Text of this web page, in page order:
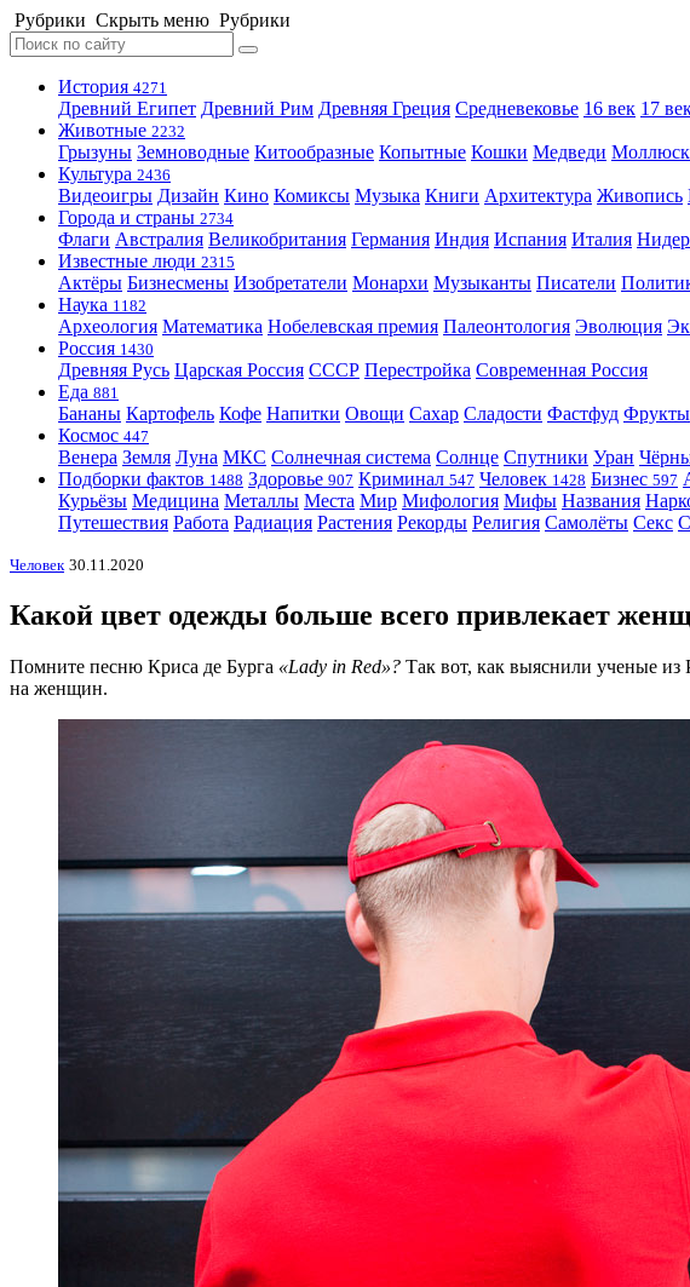
Рубрики Скрыть меню Рубрики
История 4271
Древний Египет Древний Рим Древняя Греция Средневековье 16 век 17
Животные 2232
Грызуны Земноводные Китообразные Копытные Кошки Медведи
Культура 2436
Видеоигры Дизайн Кино Комиксы Музыка Книги Архитектура Живопись
Города и страны 2734
Флаги Австралия Великобритания Германия Индия Испания Италия
Известные люди 2315
Актёры Бизнесмены Изобретатели Монархи Музыканты Писатели
Наука 1182
Археология Математика Нобелевская премия Палеонтология Эволюция
Россия 1430
Древняя Русь Царская Россия СССР Перестройка Современная Россия
Еда 881
Бананы Картофель Кофе Напитки Овощи Сахар Сладости Фастфуд Фрукты
Космос 447
Венера Земля Луна МКС Солнечная система Солнце Спутники Уран
Подборки фактов 1488 Здоровье 907 Криминал 547 Человек 1428 Бизнес 597
Курьёзы Медицина Металлы Места Мир Мифология Мифы Названия
Путешествия Работа Радиация Растения Рекорды Религия Самолёты Секс
Человек 30.11.2020
Какой цвет одежды больше всего привлекает
Помните песню Криса де Бурга «Lady in Red»? Так вот, как выяснили ученые
на женщин.